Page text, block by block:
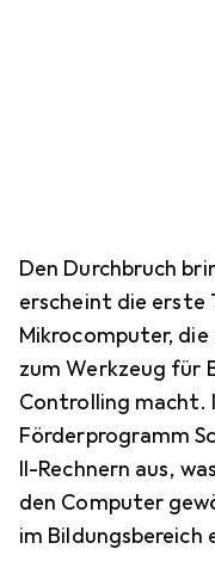
Den Durchbruch
erscheint die erste
Mikrocomputer, die
zum Werkzeug für
Controlling macht.
Förderprogramm
II-Rechnern aus,
den Computer
im Bildungsbereich